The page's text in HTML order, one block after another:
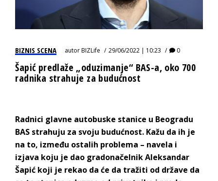
BIZNIS SCENA autorBIZLife 29/06/2022 | 10:23 0
Šapić predlaže „oduzimanje“ BAS-a, oko 700
radnika strahuje za budućnost
Radnici glavne autobuske stanice u Beogradu
BAS strahuju za svoju budućnost. Kažu da ih je
na to, između ostalih problema – navela i
izjava koju je dao gradonačelnik Aleksandar
Šapić koji je rekao da će da tražiti od države da